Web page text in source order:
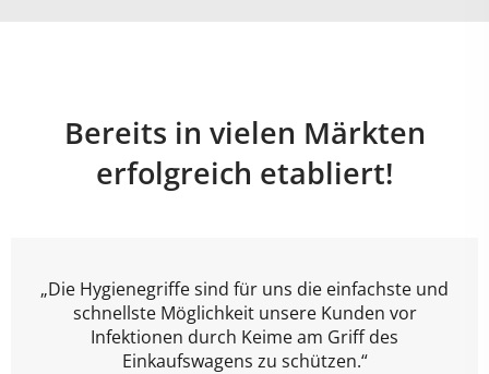
Bereits in vielen Märkten
erfolgreich etabliert!
„Die Hygienegriffe sind für uns die einfachste und
schnellste Möglichkeit unsere Kunden vor
Infektionen durch Keime am Griff des
Einkaufswagens zu schützen.“